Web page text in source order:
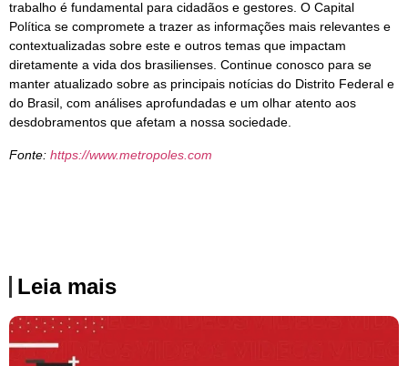
trabalho é fundamental para cidadãos e gestores. O Capital
Política se compromete a trazer as informações mais relevantes e
contextualizadas sobre este e outros temas que impactam
diretamente a vida dos brasilienses. Continue conosco para se
manter atualizado sobre as principais notícias do Distrito Federal e
do Brasil, com análises aprofundadas e um olhar atento aos
desdobramentos que afetam a nossa sociedade.
Fonte: https://www.metropoles.com
Leia mais